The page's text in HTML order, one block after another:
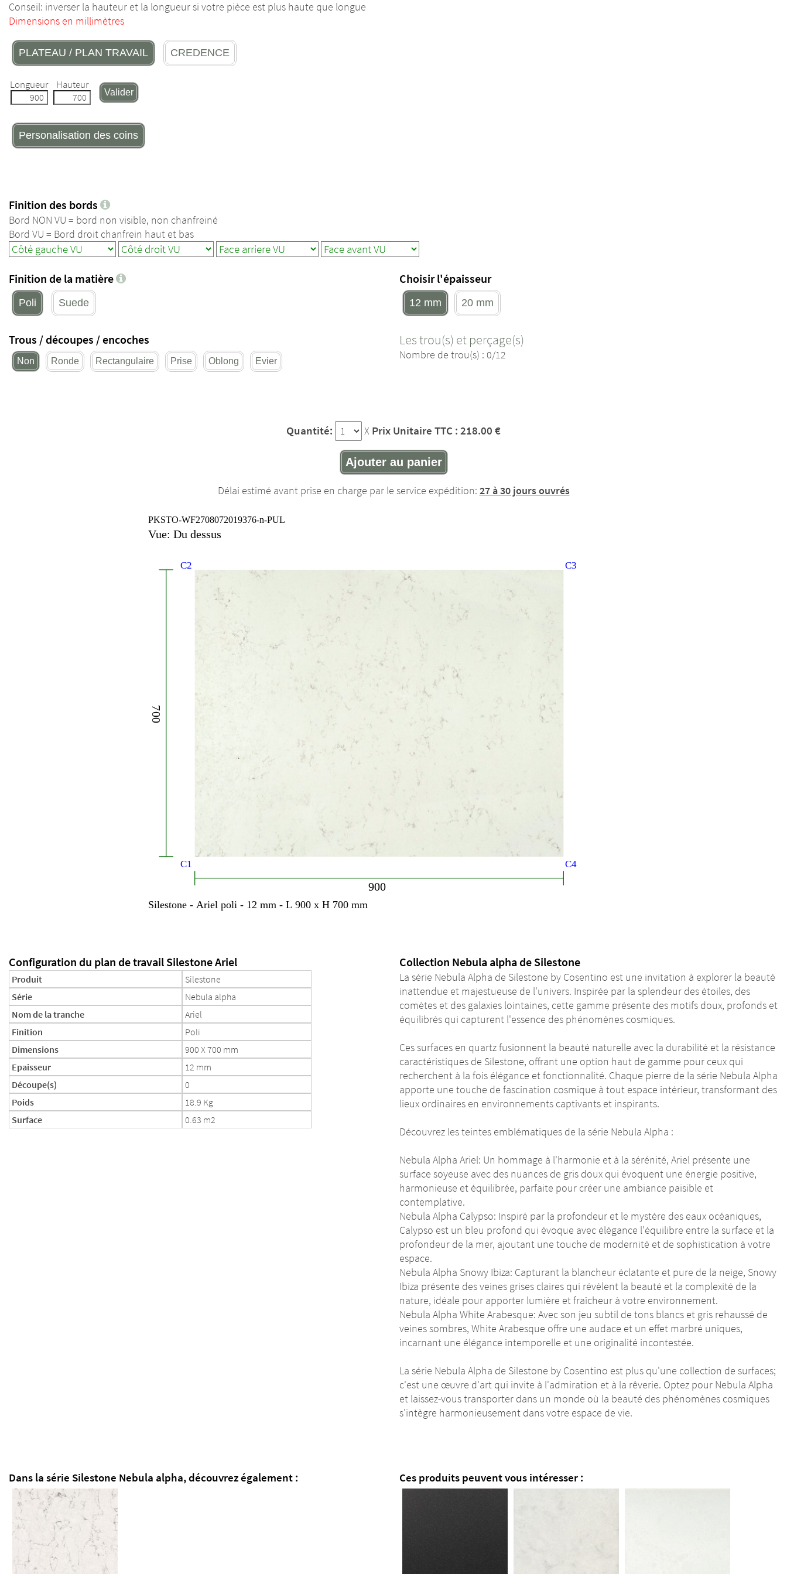
Conseil: inverser la hauteur et la longueur si votre pièce est plus haute que longue
Dimensions en millimètres
PLATEAU / PLAN TRAVAIL CREDENCE
Longueur Hauteur
Valider
Personalisation des coins
Finition des bords
Bord NON VU = bord non visible, non chanfreiné
Bord VU = Bord droit chanfrein haut et bas
Finition de la matière
Poli Suede
Choisir l'épaisseur
12 mm 20 mm
Trous / découpes / encoches
Non Ronde Rectangulaire Prise Oblong Evier
Les trou(s) et perçage(s)
Nombre de trou(s) : 0/12
Quantité: X Prix Unitaire TTC : 218.00 €
Ajouter au panier
Délai estimé avant prise en charge par le service expédition: 27 à 30 jours ouvrés
Configuration du plan de travail Silestone Ariel
Produit
Silestone
Série
Nebula alpha
Nom de la tranche
Ariel
Finition
Poli
Dimensions
900 X 700 mm
Epaisseur
12 mm
Découpe(s)
0
Poids
18.9 Kg
Surface
0.63 m2
Collection Nebula alpha de Silestone
La série Nebula Alpha de Silestone by Cosentino est une invitation à explorer la beauté
inattendue et majestueuse de l'univers. Inspirée par la splendeur des étoiles, des
comètes et des galaxies lointaines, cette gamme présente des motifs doux, profonds et
équilibrés qui capturent l'essence des phénomènes cosmiques.
Ces surfaces en quartz fusionnent la beauté naturelle avec la durabilité et la résistance
caractéristiques de Silestone, offrant une option haut de gamme pour ceux qui
recherchent à la fois élégance et fonctionnalité. Chaque pierre de la série Nebula Alpha
apporte une touche de fascination cosmique à tout espace intérieur, transformant des
lieux ordinaires en environnements captivants et inspirants.
Découvrez les teintes emblématiques de la série Nebula Alpha :
Nebula Alpha Ariel: Un hommage à l'harmonie et à la sérénité, Ariel présente une
surface soyeuse avec des nuances de gris doux qui évoquent une énergie positive,
harmonieuse et équilibrée, parfaite pour créer une ambiance paisible et
contemplative.
Nebula Alpha Calypso: Inspiré par la profondeur et le mystère des eaux océaniques,
Calypso est un bleu profond qui évoque avec élégance l'équilibre entre la surface et la
profondeur de la mer, ajoutant une touche de modernité et de sophistication à votre
espace.
Nebula Alpha Snowy Ibiza: Capturant la blancheur éclatante et pure de la neige, Snowy
Ibiza présente des veines grises claires qui révèlent la beauté et la complexité de la
nature, idéale pour apporter lumière et fraîcheur à votre environnement.
Nebula Alpha White Arabesque: Avec son jeu subtil de tons blancs et gris rehaussé de
veines sombres, White Arabesque offre une audace et un effet marbré uniques,
incarnant une élégance intemporelle et une originalité incontestée.
La série Nebula Alpha de Silestone by Cosentino est plus qu'une collection de surfaces;
c'est une œuvre d'art qui invite à l'admiration et à la rêverie. Optez pour Nebula Alpha
et laissez-vous transporter dans un monde où la beauté des phénomènes cosmiques
s'intègre harmonieusement dans votre espace de vie.
Dans la série Silestone Nebula alpha, découvrez également : Ces produits peuvent vous intéresser :